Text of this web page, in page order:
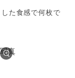
た食感で何枚で